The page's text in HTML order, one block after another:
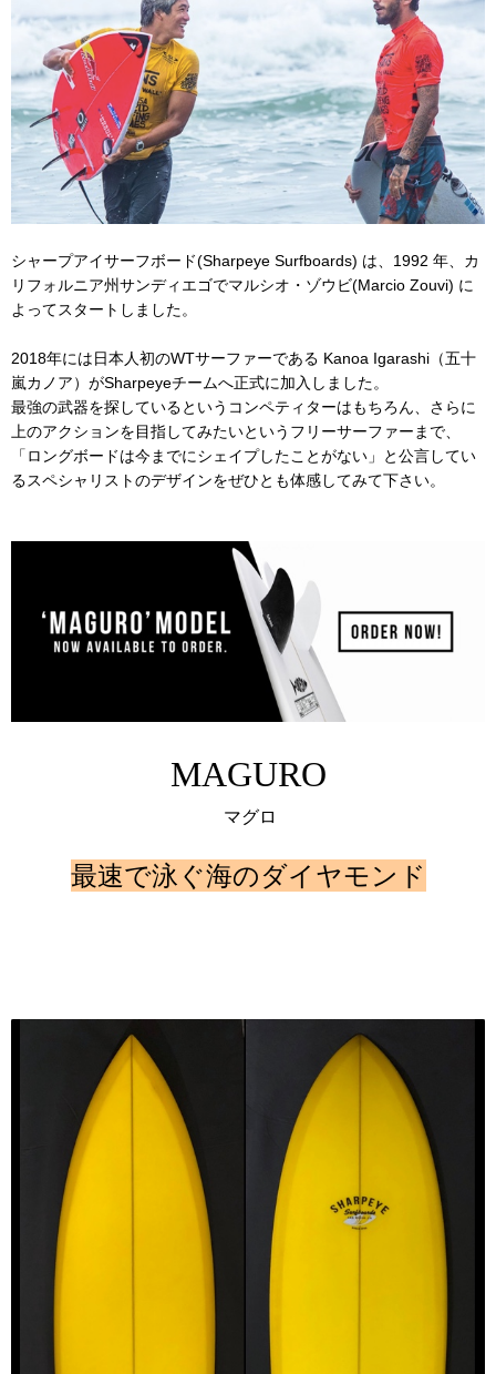
シャープアイサーフボード(Sharpeye Surfboards) は、1992 年、カ
リフォルニア州サンディエゴでマルシオ・ゾウビ(Marcio Zouvi) に
よってスタートしました。
2018年には日本人初のWTサーファーである Kanoa Igarashi（五十
嵐カノア）がSharpeyeチームへ正式に加入しました。
最強の武器を探しているというコンペティターはもちろん、さらに
上のアクションを目指してみたいというフリーサーファーまで、
「ロングボードは今までにシェイプしたことがない」と公言してい
るスペシャリストのデザインをぜひとも体感してみて下さい。
MAGURO
マグロ
最速で泳ぐ海のダイヤモンド